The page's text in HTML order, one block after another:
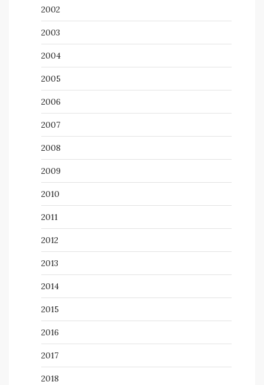
2002
2003
2004
2005
2006
2007
2008
2009
2010
2011
2012
2013
2014
2015
2016
2017
2018